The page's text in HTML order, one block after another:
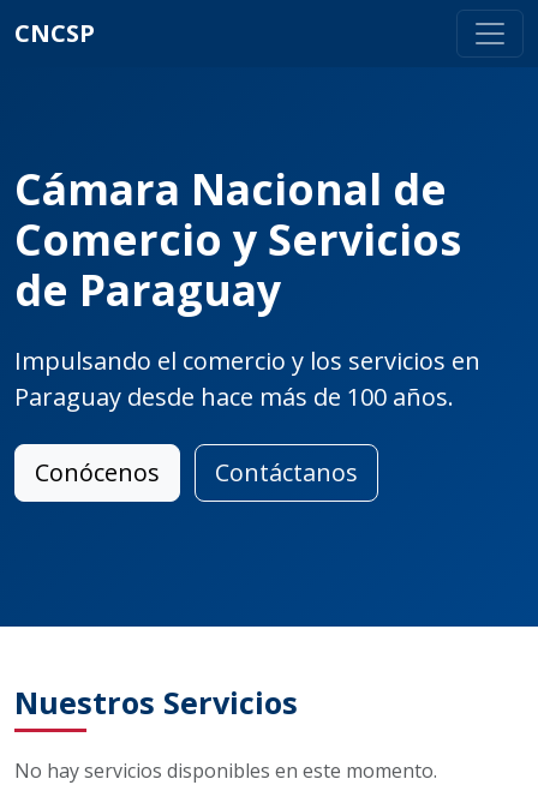
CNCSP
Cámara Nacional de
Comercio y Servicios
de Paraguay
Impulsando el comercio y los servicios en
Paraguay desde hace más de 100 años.
Conócenos Contáctanos
Nuestros Servicios
No hay servicios disponibles en este momento.